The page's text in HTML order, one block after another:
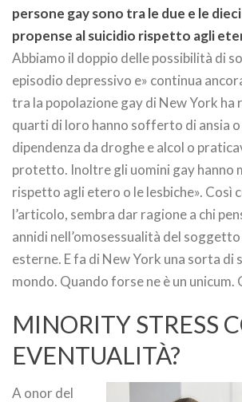
persone gay sono tra le due e le
propense al suicidio rispetto agli
Abbiamo il doppio delle possibilità di
episodio depressivo e» continua
tra la popolazione gay di New York ha
quarti di loro hanno sofferto di ansia
dipendenza da droghe e alcol o
protetto. Inoltre gli uomini gay hanno
rispetto agli etero o le lesbiche». Così
l’articolo, sembra dar ragione a chi
annidi nell’omosessualità del soggetto
esterne. E fa di New York una sorta di
mondo. Quando forse ne è un unicum.
MINORITY STRESS
EVENTUALITÀ?
A onor del